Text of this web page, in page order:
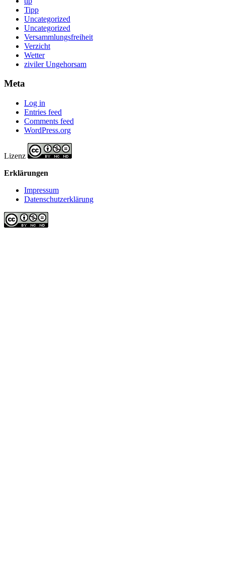
Tipp
Uncategorized
Uncategorized
Versammlungsfreiheit
Verzicht
Wetter
ziviler Ungehorsam
Meta
Log in
Entries feed
Comments feed
WordPress.org
Lizenz
Erklärungen
Impressum
Datenschutzerklärung